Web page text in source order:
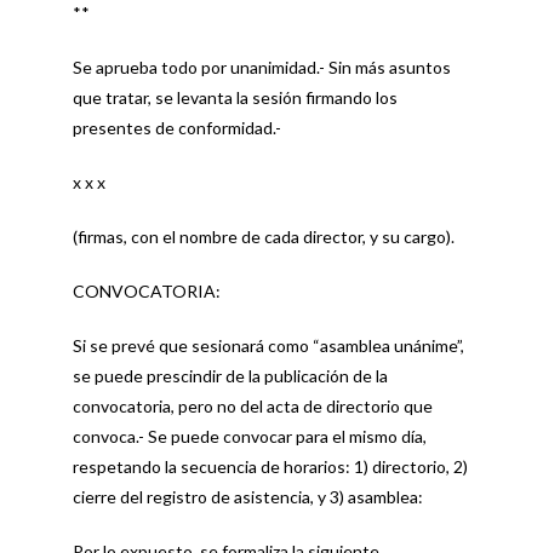
**
Se aprueba todo por unanimidad.- Sin más asuntos
que tratar, se levanta la sesión firmando los
presentes de conformidad.-
x x x
(firmas, con el nombre de cada director, y su cargo).
CONVOCATORIA:
Si se prevé que sesionará como “asamblea unánime”,
se puede prescindir de la publicación de la
convocatoria, pero no del acta de directorio que
convoca.- Se puede convocar para el mismo día,
respetando la secuencia de horarios: 1) directorio, 2)
cierre del registro de asistencia, y 3) asamblea: